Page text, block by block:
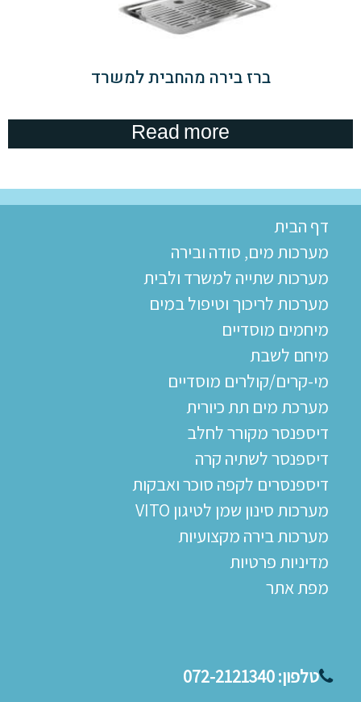
ברז בירה מהחבית למשרד
Read more
דף הבית
מערכות מים, סודה ובירה
מערכות שתייה למשרד ולבית
מערכות לריכוך וטיפול במים
מיחמים מוסדיים
מיחם לשבת
מי-קרים/קולרים מוסדיים
מערכת מים תת כיורית
דיספנסר מקורר לחלב
דיספנסר לשתיה קרה
דיספנסרים לקפה סוכר ואבקות
מערכות סינון שמן לטיגון VITO
מערכות בירה מקצועיות
מדיניות פרטיות
מפת אתר
טלפון:072-2121340